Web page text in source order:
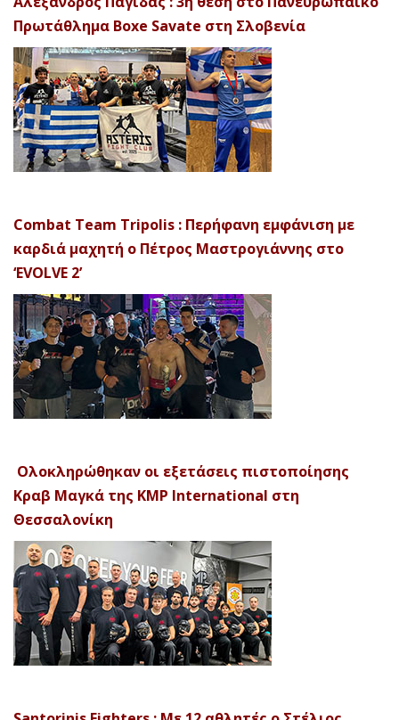
Πρωτάθλημα Boxe Savate στη Σλοβενία
Combat Team Tripolis : Περήφανη εμφάνιση με
καρδιά μαχητή ο Πέτρος Μαστρογιάννης στο
‘EVOLVE 2’
Ολοκληρώθηκαν οι εξετάσεις πιστοποίησης
Κραβ Μαγκά της KMP International στη
Θεσσαλονίκη